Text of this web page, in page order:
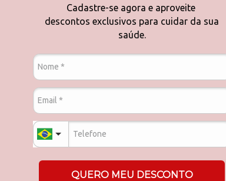
Cadastre-se agora e aproveite
descontos exclusivos para cuidar da sua
saúde.
QUERO MEU DESCONTO
não contém glúten em sua composição.
a recuperação e síntese muscular.